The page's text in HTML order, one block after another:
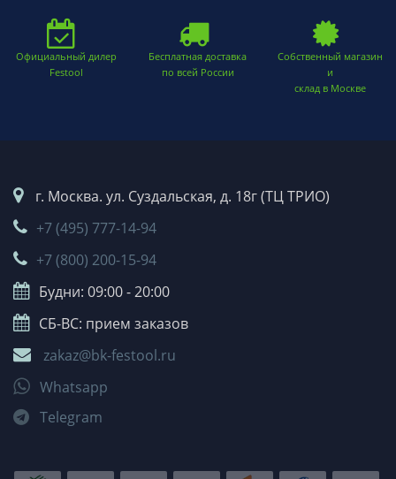
Официальный дилер
Festool
Бесплатная доставка
по всей России
Собственный магазин
и
склад в Москве
г. Москва. ул. Суздальская, д. 18г (ТЦ ТРИО)
+7 (495) 777-14-94
+7 (800) 200-15-94
Будни: 09:00 - 20:00
СБ-ВС: прием заказов
zakaz@bk-festool.ru
Whatsapp
Telegram